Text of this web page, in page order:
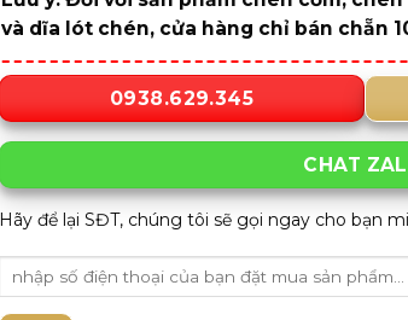
và dĩa lót chén, cửa hàng chỉ bán chẵn
0938.629.345
CHAT
Hãy để lại SĐT, chúng tôi sẽ gọi ngay cho bạn